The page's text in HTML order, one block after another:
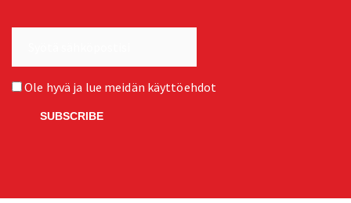
Ole hyvä ja lue meidän käyttöehdot